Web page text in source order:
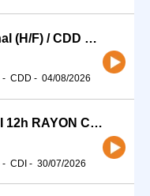
Conseiller-ère Vente Omnicanal (H/F) / CDD 35H Septembre Randonnée
- CDD - 04/08/2026
Conseiller de vente (H/F) - CDI 12h RAYON CYCLE
- CDI - 30/07/2026